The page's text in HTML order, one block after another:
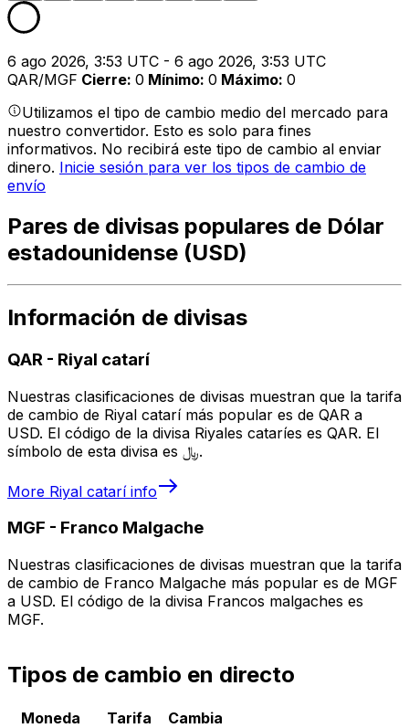
6 ago 2026, 3:53 UTC - 6 ago 2026, 3:53 UTC
QAR/MGF Cierre: 0 Mínimo: 0 Máximo: 0
Utilizamos el tipo de cambio medio del mercado para
nuestro convertidor. Esto es solo para fines
informativos. No recibirá este tipo de cambio al enviar
dinero. Inicie sesión para ver los tipos de cambio de
envío
Pares de divisas populares de Dólar
estadounidense (USD)
Información de divisas
QAR - Riyal catarí
Nuestras clasificaciones de divisas muestran que la tarifa
de cambio de Riyal catarí más popular es de QAR a
USD. El código de la divisa Riyales cataríes es QAR. El
símbolo de esta divisa es ﷼.
More Riyal cataríinfo
MGF - Franco Malgache
Nuestras clasificaciones de divisas muestran que la tarifa
de cambio de Franco Malgache más popular es de MGF
a USD. El código de la divisa Francos malgaches es
MGF.
Tipos de cambio en directo
Moneda Tarifa
Cambia